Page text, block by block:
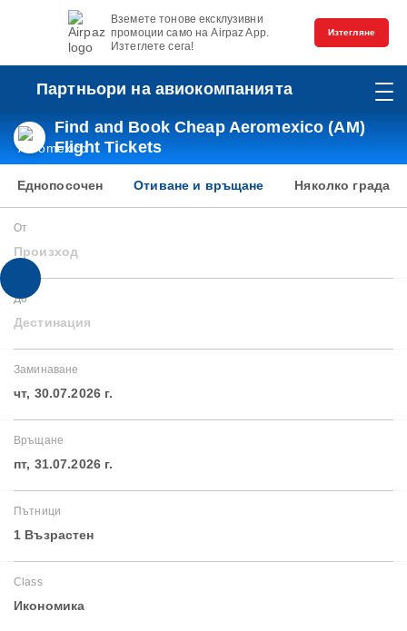
Вземете тонове ексклузивни
промоции само на Airpaz App.
Изтеглете сега!
Изтегляне
Партньори на авиокомпанията
Find and Book Cheap Aeromexico (AM)
Flight Tickets
Еднопосочен Отиване и връщане Няколко града
От
Произход
До
Дестинация
Заминаване
чт, 30.07.2026 г.
Връщане
пт, 31.07.2026 г.
Пътници
1 Възрастен
Class
Икономика